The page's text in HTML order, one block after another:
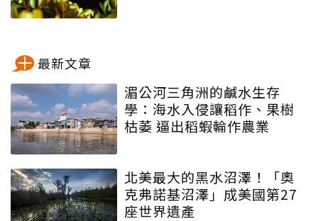
最新文章
湄公河三角洲的鹹水生存
學：海水入侵讓稻作、果樹
枯萎 逼出稻蝦輪作農業
北美最大的黑水沼澤！「奧
克弗諾基沼澤」成美國第27
座世界遺產